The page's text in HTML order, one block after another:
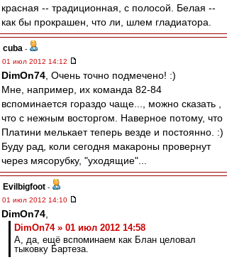
красная -- традиционная, с полосой. Белая --
как бы прокрашен, что ли, шлем гладиатора.
cuba -
01 июл 2012 14:12
DimOn74 , Очень точно подмечено! :)
Мне, например, их команда 82-84
вспоминается гораздо чаще..., можно сказать ,
что с нежным восторгом. Наверное потому, что
Платини мелькает теперь везде и постоянно. :)
Буду рад, коли сегодня макароны провернут
через мясорубку, "уходящие"...
Evilbigfoot -
01 июл 2012 14:10
DimOn74
DimOn74 » 01 июл 2012 14:58
А, да, ещё вспоминаем как Блан целовал
тыковку Бартеза.